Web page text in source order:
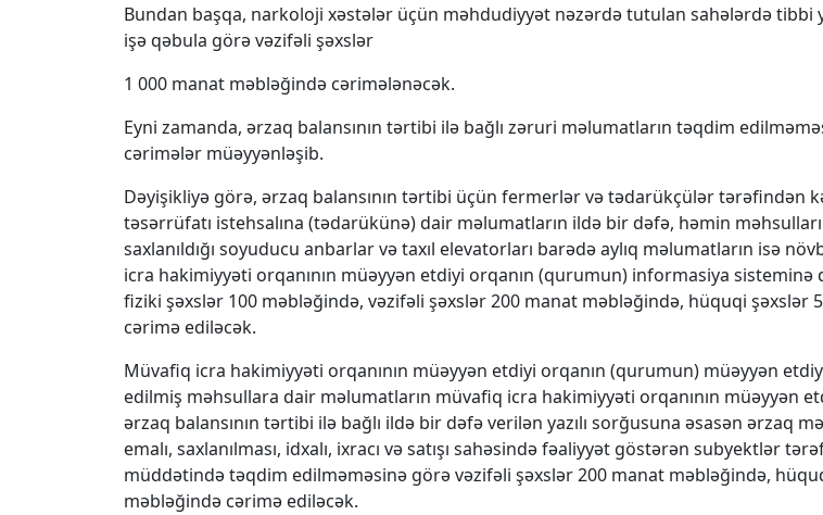
Bundan başqa, narkoloji xəstələr üçün məhdudiyyət nəzərdə tutulan sahələrdə tibbi
işə qəbula görə vəzifəli şəxslər
1 000 manat məbləğində cərimələnəcək.
Eyni zamanda, ərzaq balansının tərtibi ilə bağlı zəruri məlumatların təqdim
cərimələr müəyyənləşib.
Dəyişikliyə görə, ərzaq balansının tərtibi üçün fermerlər və tədarükçülər tərəfindən
təsərrüfatı istehsalına (tədarükünə) dair məlumatların ildə bir dəfə, həmin
saxlanıldığı soyuducu anbarlar və taxıl elevatorları barədə aylıq məlumatların isə
icra hakimiyyəti orqanının müəyyən etdiyi orqanın (qurumun) informasiya
fiziki şəxslər 100 məbləğində, vəzifəli şəxslər 200 manat məbləğində, hüquqi şəxslər
cərimə ediləcək.
Müvafiq icra hakimiyyəti orqanının müəyyən etdiyi orqanın (qurumun) müəyyən
edilmiş məhsullara dair məlumatların müvafiq icra hakimiyyəti orqanının müəyyən
ərzaq balansının tərtibi ilə bağlı ildə bir dəfə verilən yazılı sorğusuna əsasən ərzaq
emalı, saxlanılması, idxalı, ixracı və satışı sahəsində fəaliyyət göstərən subyektlər
müddətində təqdim edilməməsinə görə vəzifəli şəxslər 200 manat məbləğində,
məbləğində cərimə ediləcək.